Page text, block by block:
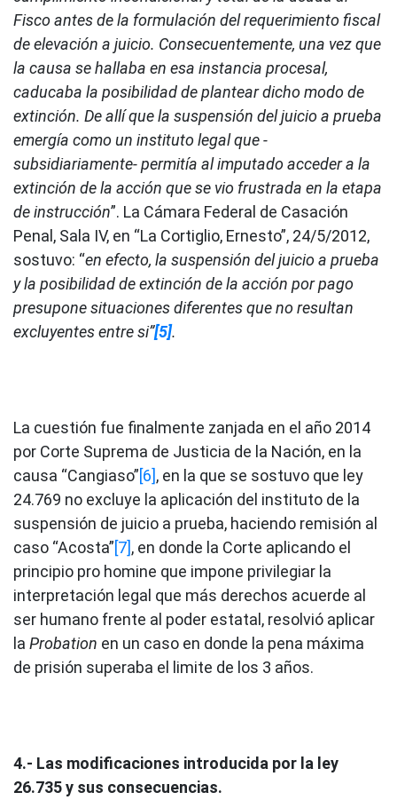
Fisco antes de la formulación del requerimiento fiscal
de elevación a juicio. Consecuentemente, una vez que
la causa se hallaba en esa instancia procesal,
caducaba la posibilidad de plantear dicho modo de
extinción. De allí que la suspensión del juicio a prueba
emergía como un instituto legal que -
subsidiariamente- permitía al imputado acceder a la
extinción de la acción que se vio frustrada en la etapa
de instrucción”. La Cámara Federal de Casación
Penal, Sala IV, en “La Cortiglio, Ernesto”, 24/5/2012,
sostuvo: “en efecto, la suspensión del juicio a prueba
y la posibilidad de extinción de la acción por pago
presupone situaciones diferentes que no resultan
excluyentes entre si”[5].
La cuestión fue finalmente zanjada en el año 2014
por Corte Suprema de Justicia de la Nación, en la
causa “Cangiaso”[6], en la que se sostuvo que ley
24.769 no excluye la aplicación del instituto de la
suspensión de juicio a prueba, haciendo remisión al
caso “Acosta”[7], en donde la Corte aplicando el
principio pro homine que impone privilegiar la
interpretación legal que más derechos acuerde al
ser humano frente al poder estatal, resolvió aplicar
la Probation en un caso en donde la pena máxima
de prisión superaba el limite de los 3 años.
4.- Las modificaciones introducida por la ley
26.735 y sus consecuencias.